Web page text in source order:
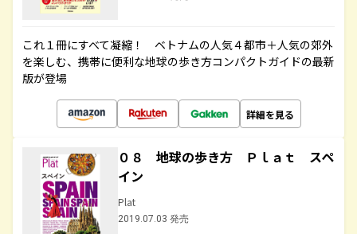
これ１冊にすべて凝縮！ ベトナムの人気４都市＋人気の郊外
を楽しむ、携帯に便利な地球の歩き方コンパクトガイドの最新
版が登場
詳細を見る
０８ 地球の歩き方 Ｐｌａｔ スペ
イン
Plat
2019.07.03 発売